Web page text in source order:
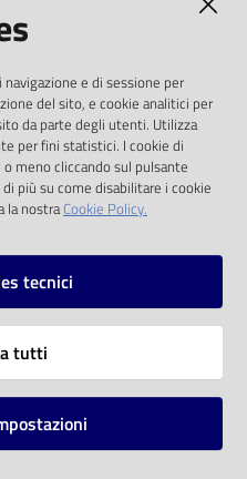
direttiva
d.lgs. 36/2006
e di sessione per
del sito, e cookie analitici per
da parte degli utenti. Utilizza
per fini statistici. I cookie di
meno cliccando sul pulsante
più su come disabilitare i cookie
la nostraCookie Policy.
tecnici
tutti